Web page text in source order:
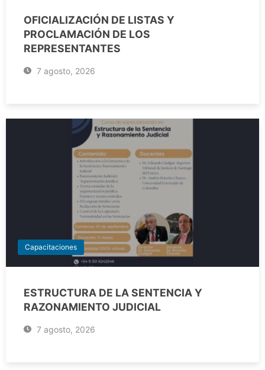
OFICIALIZACIÓN DE LISTAS Y
PROCLAMACIÓN DE LOS
REPRESENTANTES
7 agosto, 2026
Capacitaciones
ESTRUCTURA DE LA SENTENCIA Y
RAZONAMIENTO JUDICIAL
7 agosto, 2026